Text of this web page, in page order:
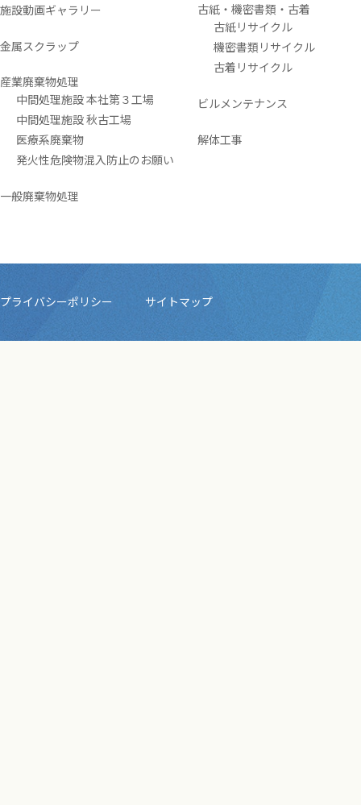
施設動画ギャラリー
金属スクラップ
産業廃棄物処理
中間処理施設 本社第３工場
中間処理施設 秋古工場
医療系廃棄物
発火性危険物混入防止のお願い
一般廃棄物処理
古紙・機密書類・古着
古紙リサイクル
機密書類リサイクル
古着リサイクル
ビルメンテナンス
解体工事
プライバシーポリシー サイトマップ